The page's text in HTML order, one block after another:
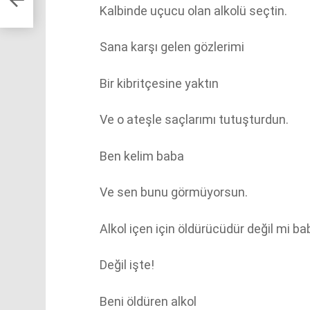
Kalbinde uçucu olan alkolü seçtin.
Sana karşı gelen gözlerimi
Bir kibritçesine yaktın
Ve o ateşle saçlarımı tutuşturdun.
Ben kelim baba
Ve sen bunu görmüyorsun.
Alkol içen için öldürücüdür değil mi
Değil işte!
Beni öldüren alkol